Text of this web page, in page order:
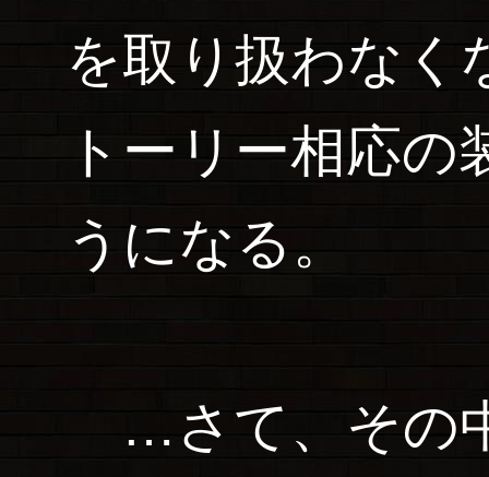
を取り扱わなく
トーリー相応
うになる。
…さて、その